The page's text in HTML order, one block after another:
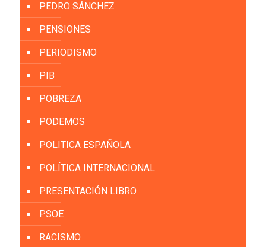
PEDRO SÁNCHEZ
PENSIONES
PERIODISMO
PIB
POBREZA
PODEMOS
POLITICA ESPAÑOLA
POLÍTICA INTERNACIONAL
PRESENTACIÓN LIBRO
PSOE
RACISMO